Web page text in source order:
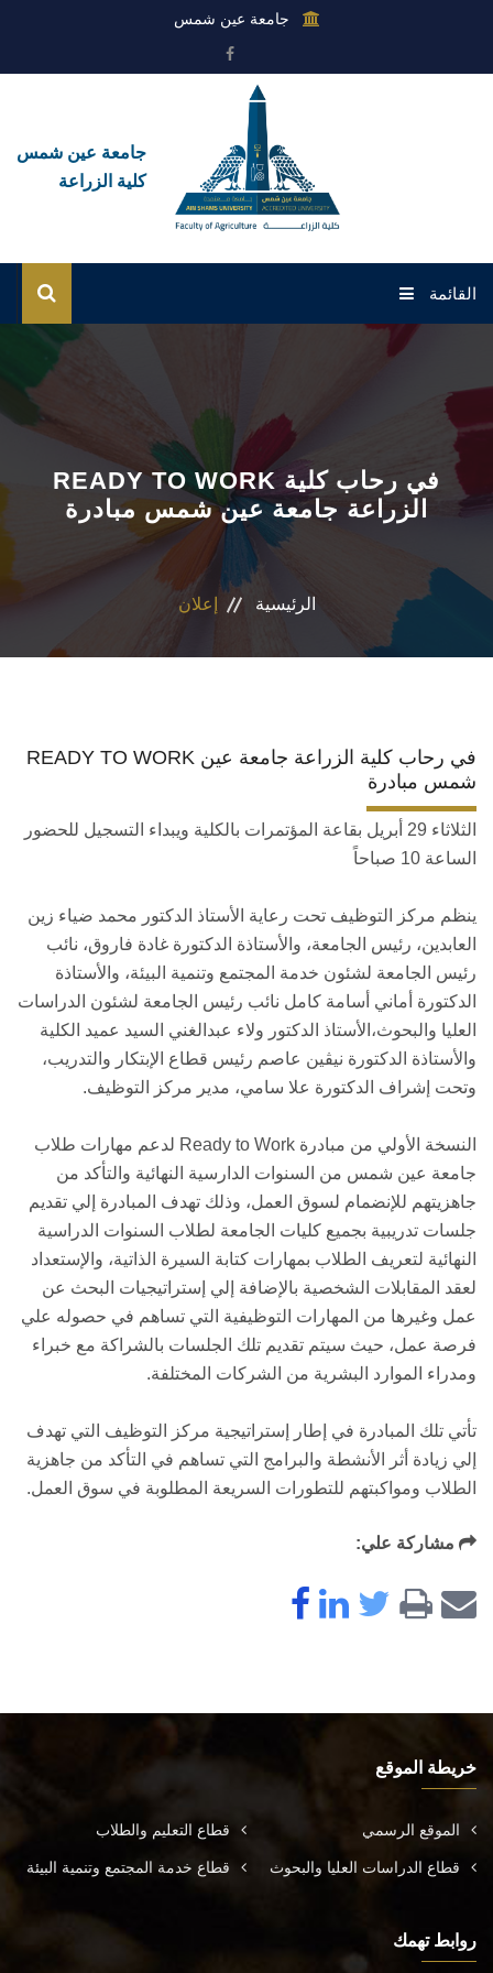
جامعة عين شمس
جامعة عين شمس
كلية الزراعة
القائمة
القطاعات
المراكز والوحدات
البرامج الدراسية
READY TO WORK في رحاب كلية
الزراعة جامعة عين شمس مبادرة
الرئيسية إعلان
READY TO WORK في رحاب كلية الزراعة جامعة عين
شمس مبادرة
الثلاثاء 29 أبريل بقاعة المؤتمرات بالكلية ويبداء التسجيل للحضور
الساعة 10 صباحاً
ينظم مركز التوظيف تحت رعاية الأستاذ الدكتور محمد ضياء زين
العابدين، رئيس الجامعة، والأستاذة الدكتورة غادة فاروق، نائب
رئيس الجامعة لشئون خدمة المجتمع وتنمية البيئة، والأستاذة
الدكتورة أماني أسامة كامل نائب رئيس الجامعة لشئون الدراسات
العليا والبحوث،الأستاذ الدكتور ولاء عبدالغني السيد عميد الكلية
والأستاذة الدكتورة نيڤين عاصم رئيس قطاع الإبتكار والتدريب،
وتحت إشراف الدكتورة علا سامي، مدير مركز التوظيف.
النسخة الأولي من مبادرة Ready to Work لدعم مهارات طلاب
جامعة عين شمس من السنوات الدارسية النهائية والتأكد من
جاهزيتهم للإنضمام لسوق العمل، وذلك تهدف المبادرة إلي تقديم
جلسات تدريبية بجميع كليات الجامعة لطلاب السنوات الدراسية
النهائية لتعريف الطلاب بمهارات كتابة السيرة الذاتية، والإستعداد
لعقد المقابلات الشخصية بالإضافة إلي إستراتيجيات البحث عن
عمل وغيرها من المهارات التوظيفية التي تساهم في حصوله علي
فرصة عمل، حيث سيتم تقديم تلك الجلسات بالشراكة مع خبراء
ومدراء الموارد البشرية من الشركات المختلفة.
تأتي تلك المبادرة في إطار إستراتيجية مركز التوظيف التي تهدف
إلي زيادة أثر الأنشطة والبرامج التي تساهم في التأكد من جاهزية
الطلاب ومواكبتهم للتطورات السريعة المطلوبة في سوق العمل.
مشاركة علي:
خريطة الموقع
الموقع الرسمي قطاع التعليم والطلاب
قطاع الدراسات العليا والبحوث قطاع خدمة المجتمع وتنمية البيئة
روابط تهمك